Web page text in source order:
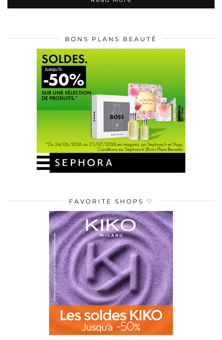
BONS PLANS BEAUTÉ
FAVORITE SHOPS ♡